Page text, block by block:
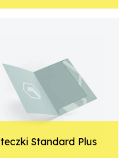
teczki Standard Plus